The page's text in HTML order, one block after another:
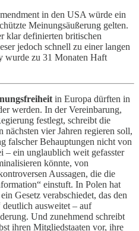
in den USA würde ein
Meinungsäußerung gelten.
klar definierten britischen
jedoch schnell zu einer langen
wurde zu 31 Monaten Haft
in Europa dürften in
werden. In der Vereinbarung,
festlegt, schreibt die
vier Jahren regieren soll,
falscher Behauptungen nicht von
– ein unglaublich weit gefasster
könnte, von
Aussagen, die die
einstuft. In Polen hat
Gesetz verabschiedet, das den
deutlich ausweitet – auf
Und zunehmend schreibt
ihren Mitgliedstaaten vor, ihre